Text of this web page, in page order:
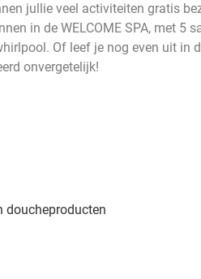
jullie veel activiteiten gratis
in de WELCOME SPA, met 5
Of leef je nog even uit in
onvergetelijk!
doucheproducten